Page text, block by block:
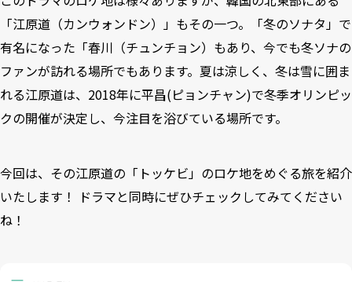
「江原道（カンウォンドン）」もその一つ。「冬のソナタ」で
有名になった「春川（チュンチョン）もあり、今でも冬ソナの
ファンが訪れる場所でもあります。夏は涼しく、冬は雪に囲ま
れる江原道は、2018年に平昌(ピョンチャン)で冬季オリンピッ
クの開催が決定し、今注目を浴びている場所です。
今回は、その江原道の「トッケビ」のロケ地をめぐる旅を紹介
いたします！ ドラマと同時にぜひチェックしてみてください
ね！